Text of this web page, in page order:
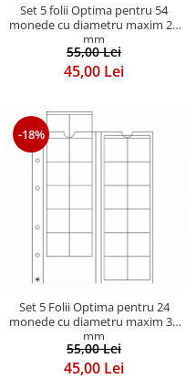
Set 5 folii Optima pentru 54
monede cu diametru maxim 20
mm
55,00 Lei
45,00 Lei
-18%
Set 5 Folii Optima pentru 24
monede cu diametru maxim 34
mm
55,00 Lei
45,00 Lei